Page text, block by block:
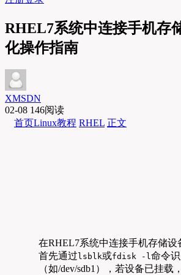
RHEL7系统中连接手机存
化操作指南
XMSDN
02-08 146阅读
首页Linux教程 RHEL 正文
在RHEL7系统中连接手机存储设
首先通过 lsblk或fdisk -l命令
（如/dev/sdb1），若设备已挂载